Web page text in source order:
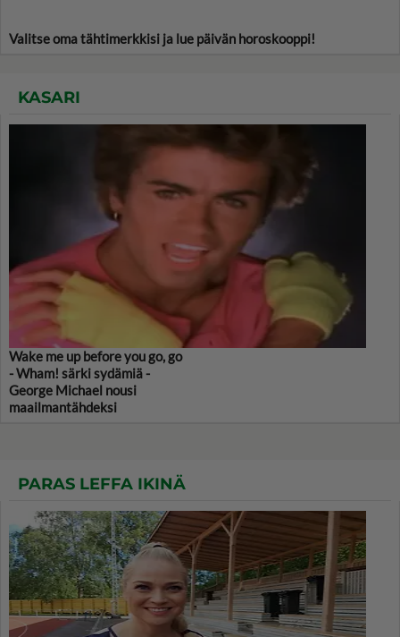
Valitse oma tähtimerkkisi ja lue päivän horoskooppi!
KASARI
Wake me up before you go, go
- Wham! särki sydämiä -
George Michael nousi
maailmantähdeksi
PARAS LEFFA IKINÄ